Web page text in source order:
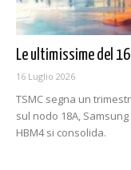
Le ultimissime del
16 Luglio 2026
TSMC segna un
sul nodo 18A,
HBM4 si consolida.